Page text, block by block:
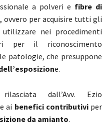
a polveri e fibre di
, ovvero per acquisire tutti gli
nei procedimenti
per il riconoscimento
patologie, che presuppone
e.
dall’Avv. Ezio
ai benefici contributivi per
da amianto.